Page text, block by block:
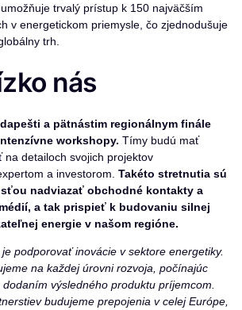
trvalý prístup k 150 najväčším
v energetickom priemysle, čo zjednodušuje
trh.
nás
a pätnástim regionálnym finále
workshopy. Tímy budú mať
detailoch svojich projektov
a investorom. Takéto stretnutia sú
nadviazať obchodné kontakty a
a tak prispieť k budovaniu silnej
energie v našom regióne.
je podporovať inovácie v sektore energetiky.
na každej úrovni rozvoja, počínajúc
výsledného produktu príjemcom.
budujeme prepojenia v celej Európe,